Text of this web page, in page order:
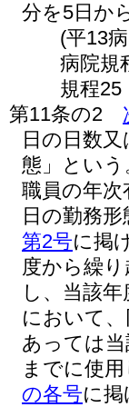
分を5日か
(平13
病院規
規程25
第11条の2
日の日数
態」という
職員の年次
日の勤務
第2号に掲
度から繰
し、当該
において
あっては
までに使
の各号に